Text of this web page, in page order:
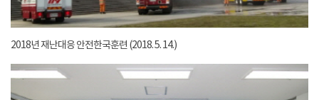
2018년 재난대응 안전한국훈련 (2018. 5. 14.)